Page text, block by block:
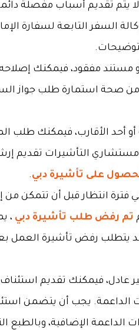
يتم تقديم أسباب مفصلة
السفر التابعة لسفارة
مستند مفقود، فيمكنك
من صحة استمارة طلب جواز
أو أحد الأقارب، فيمكنك طلب
مستشاري التأشيرات تقديم
على تأشيرة دبي.
انتظار قبل أن تتمكن من
تم رفض طلب تأشيرة دبي ،
قد يتطلب رفض تأشيرة العمل
عادل، فيمكنك تقديم
يجب أن يتضمن
الداعمة الإضافية، وبالطبع